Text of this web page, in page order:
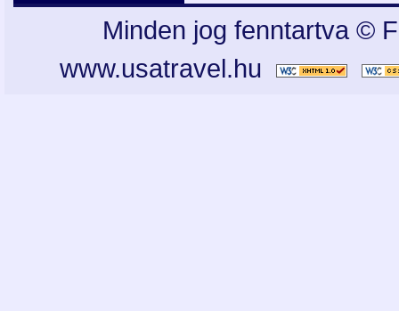
Minden jog fenntartva ©
www.usatravel.hu